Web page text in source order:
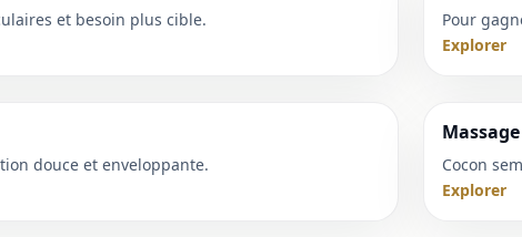
et besoin plus cible.
Pour
Explorer
douce et enveloppante.
Cocon
Explorer